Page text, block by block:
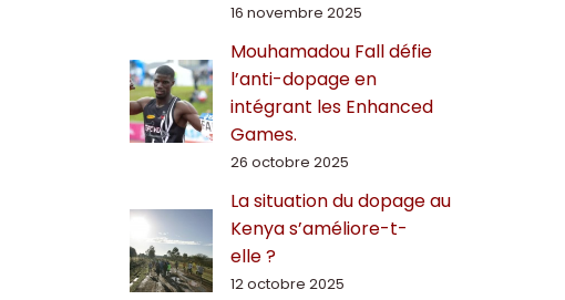
16 novembre 2025
Mouhamadou Fall défie
l’anti-dopage en
intégrant les Enhanced
Games.
26 octobre 2025
La situation du dopage au
Kenya s’améliore-t-
elle ?
12 octobre 2025